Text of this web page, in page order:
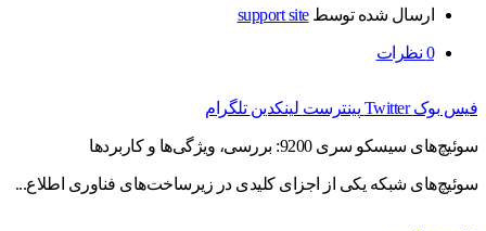
ارسال شده توسطsupport site
0 نظرات
فیس بوک Twitter پینترست لینکدین تلگرام
سوئیچ‌های سیسکو سری 9200: بررسی، ویژگی‌ها و کاربردها
سوئیچ‌های شبکه یکی از اجزای کلیدی در زیرساخت‌های فناوری اطلاع...